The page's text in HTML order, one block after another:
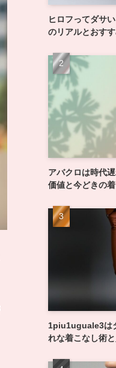
ヒロフってダサ
のリアルとおす
アバクロは時代
価値と今どきの
1piu1uguale3は
れな着こなし術